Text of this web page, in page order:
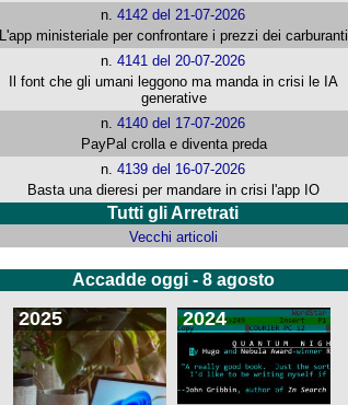
n.4142 del 21-07-2026
L'app ministeriale per confrontare i prezzi dei carburanti
n.4141 del 20-07-2026
Il font che gli umani leggono ma manda in crisi le IA
generative
n.4140 del 17-07-2026
PayPal crolla e diventa preda
n.4139 del 16-07-2026
Basta una dieresi per mandare in crisi l'app IO
Tutti gli Arretrati
Vecchi articoli
Accadde oggi - 8 agosto
2025 2024